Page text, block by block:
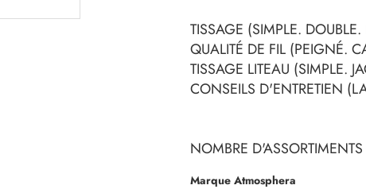
TISSAGE (SIMPLE. DOUBLE.
QUALITÉ DE FIL (PEIGNÉ.
TISSAGE LITEAU (SIMPLE.
CONSEILS D'ENTRETIEN
NOMBRE D'ASSORTIMENTS
Marque Atmosphera